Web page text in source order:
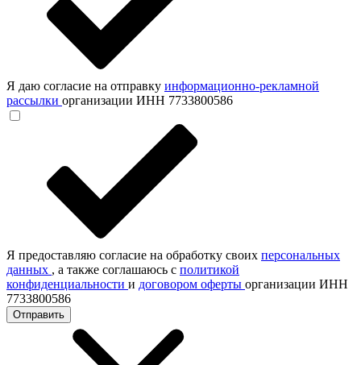
Я даю согласие на отправку информационно-рекламной
рассылки организации ИНН 7733800586
Я предоставляю согласие на обработку своих персональных
данных , а также соглашаюсь с политикой
конфиденциальности и договором оферты организации ИНН
7733800586
Отправить